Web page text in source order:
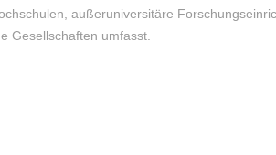
außeruniversitäre
Gesellschaften umfasst.